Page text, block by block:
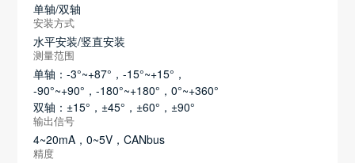
单轴/双轴
安装方式
水平安装/竖直安装
测量范围
单轴：-3°~+87°，-15°~+15°，
-90°~+90°，-180°~+180°，0°~+360°
双轴：±15°，±45°，±60°，±90°
输出信号
4~20mA，0~5V，CANbus
精度